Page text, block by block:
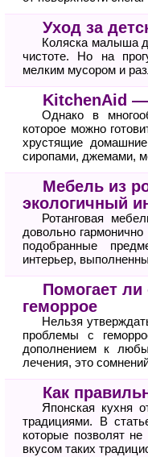
Уход за
Коляска малыша
чистоте. Но на
мелким мусором и
KitchenAid
Однако в
которое можно
хрустящие
сиропами, джемами,
Мебель из
экологичный
Ротанговая
довольно
подобранные
интерьер,
Помогает
геморрое
Нельзя
проблемы с
дополнением к
лечения, это
Как
Японская кухня
традициями. В
которые позволят
вкусом таких